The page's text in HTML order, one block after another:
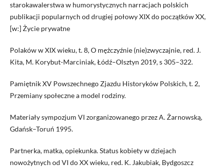
starokawalerstwa w humorystycznych narracjach polskich
publikacji popularnych od drugiej połowy XIX do początków XX,
[w:] Życie prywatne
Polaków w XIX wieku, t. 8, O mężczyźnie (nie)zwyczajnie, red. J.
Kita, M. Korybut-Marciniak, Łódź–Olsztyn 2019, s 305–322.
Pamiętnik XV Powszechnego Zjazdu Historyków Polskich, t. 2,
Przemiany społeczne a model rodziny.
Materiały sympozjum VI zorganizowanego przez A. Żarnowską,
Gdańsk–Toruń 1995.
Partnerka, matka, opiekunka. Status kobiety w dziejach
nowożytnych od VI do XX wieku, red. K. Jakubiak, Bydgoszcz